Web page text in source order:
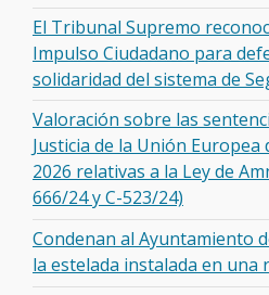
El Tribunal Supremo
Impulso Ciudadano para
solidaridad del sistema de
Valoración sobre las
Justicia de la Unión Europea
2026 relativas a la Ley de
666/24 y C-523/24)
Condenan al Ayuntamiento
la estelada instalada en una